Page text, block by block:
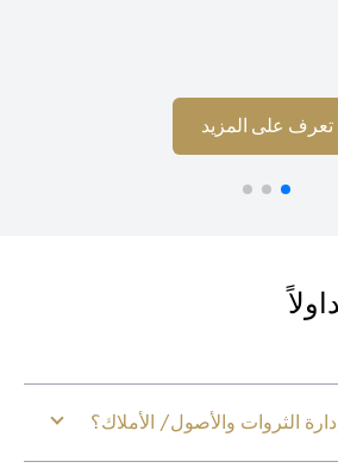
على المزيدopens in a new tab
الثروات والأصول/ الأملاك؟